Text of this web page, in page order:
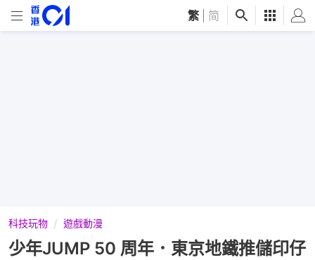
繁 简
科技玩物 遊戲動漫
少年JUMP 50 周年．東京地鐵推儲印仔